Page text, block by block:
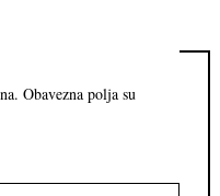
Obavezna polja su